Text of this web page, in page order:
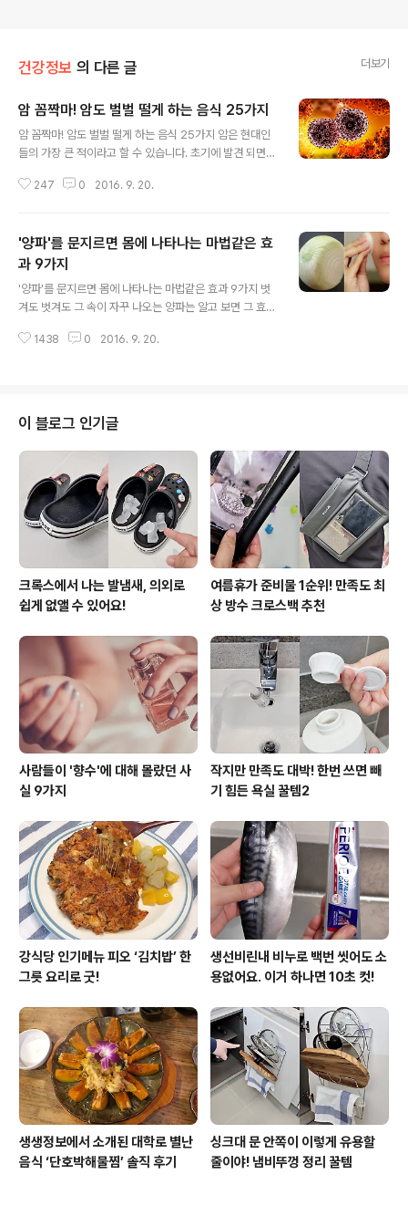
건강정보 의 다른 글 더보기
암 꼼짝마! 암도 벌벌 떨게 하는 음식 25가지
암 꼼짝마! 암도 벌벌 떨게 하는 음식 25가지 암은 현대인
들의 가장 큰 적이라고 할 수 있습니다. 초기에 발견 되면
러곳으로 전이 될수도 있기 때문에 치료도 힘들어지고 주
하는게 제일 중요하다고 생각합니다.암이 싫어하는 음식 2
5가지를 통해 암을 멀리 할수 있는 방법을 알아볼게요. 1.
브로콜리암세포를 억제하고 위암, 대장암을 방지해 준다.
2. 새우젓면역력을 키워주고 항암 작용을 한다. 3. 율무율
무의 콘시롤라이드 성분이 풍부해 암세포를 억제해 준다.
당뇨병에도 효과적이다. 4. 고구마베타카로틴 이라는 성분
247 0 2016. 9. 20.
'양파'를 문지르면 몸에 나타나는 마법같은 효
과 9가지
'양파'를 문지르면 몸에 나타나는 마법같은 효과 9가지 벗
겨도 벗겨도 그 속이 자꾸 나오는 양파는 알고 보면 그 효능
분이 풍부해 암을 예방하고, 혈당을 낮춰 당뇨병 환자라면
드는 양파를 먹거나 문지르면 나타나는 놀라운 변화들을
소개했는데요.평소 자주 먹었던 양파를 필요한 상황에 적
절하게 활용해 보세요~ 1. 생리통을 완화시켜 주는 진통제
역할을 한다생리 불순이나 생리통은 몸이 찬 여성들에게
자주 나타나는 증상인데 양파는 몸을 따뜻하게 해주는 효
과가 있어 생리통 완화에 좋다.또 양파는 난소에..
1438 0 2016. 9. 20.
이 블로그 인기글
크록스에서 나는 발냄새, 의외로
쉽게 없앨 수 있어요!
여름휴가 준비물 1순위! 만족도 최
상 방수 크로스백 추천
사람들이 '향수'에 대해 몰랐던 사
실 9가지
작지만 만족도 대박! 한번 쓰면 빼
기 힘든 욕실 꿀템2
강식당 인기메뉴 피오 ‘김치밥’ 한
그릇 요리로 굿!
생선비린내 비누로 백번 씻어도 소
용없어요. 이거 하나면 10초 컷!
생생정보에서 소개된 대학로 별난
음식 ‘단호박해물찜’ 솔직 후기
싱크대 문 안쪽이 이렇게 유용할
줄이야! 냄비뚜껑 정리 꿀템